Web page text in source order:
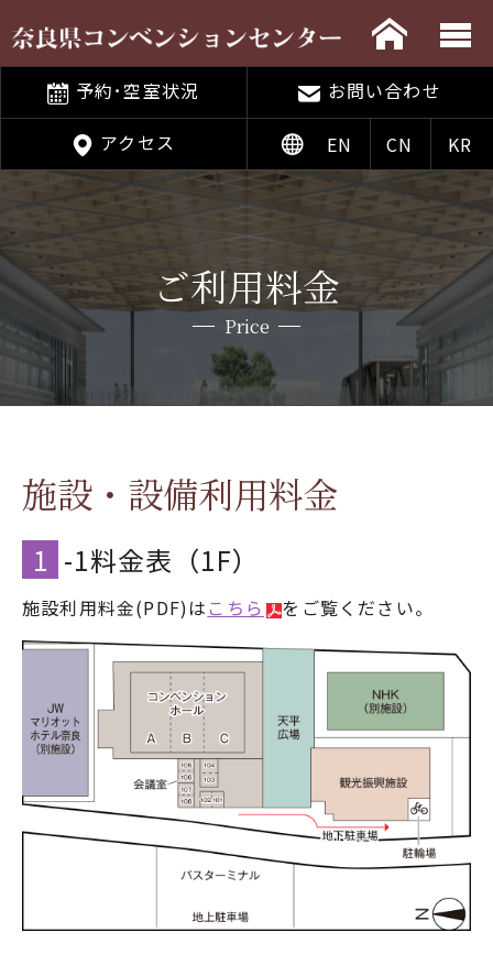
予約･空室状況
お問い合わせ
アクセス
EN CN KR
ご利用料金
Price
施設・設備利用料金
1 -1料金表（1F）
施設利用料金(PDF)は こちら をご覧ください。